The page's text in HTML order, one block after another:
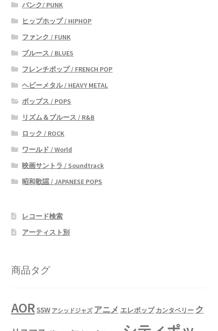
パンク/ PUNK
ヒップホップ / HIPHOP
ファンク / FUNK
ブルース / BLUES
フレンチポップ / FRENCH POP
ヘビーメタル / HEAVY METAL
ポップス / POPS
リズム＆ブルース / R&B
ロック / ROCK
ワールド / World
映画サントラ / Soundtrack
昭和歌謡 / JAPANESE POPS
レコード検索
アーティスト別
商品タグ
AORSSW アシッドジャズ アニメ エレポップ カンタベリー ク